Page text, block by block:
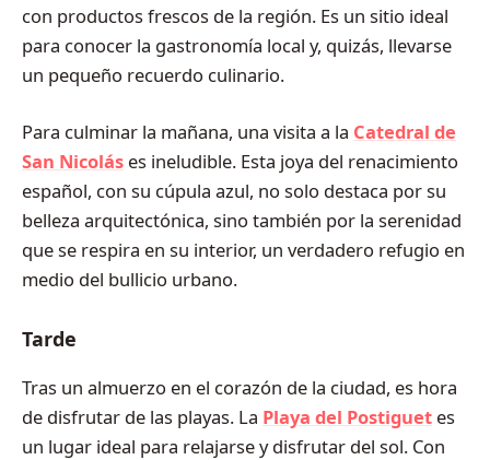
con productos frescos de la región. Es un sitio ideal
para conocer la gastronomía local y, quizás, llevarse
un pequeño recuerdo culinario.
Para culminar la mañana, una visita a la Catedral de
San Nicolás es ineludible. Esta joya del renacimiento
español, con su cúpula azul, no solo destaca por su
belleza arquitectónica, sino también por la serenidad
que se respira en su interior, un verdadero refugio en
medio del bullicio urbano.
Tarde
Tras un almuerzo en el corazón de la ciudad, es hora
de disfrutar de las playas. La Playa del Postiguet es
un lugar ideal para relajarse y disfrutar del sol. Con